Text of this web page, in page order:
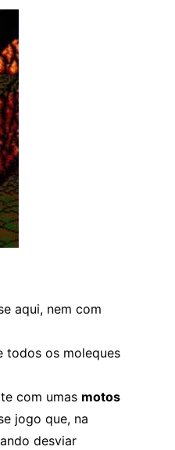
aqui, nem com
todos os moleques
com umas motos
jogo que, na
desviar